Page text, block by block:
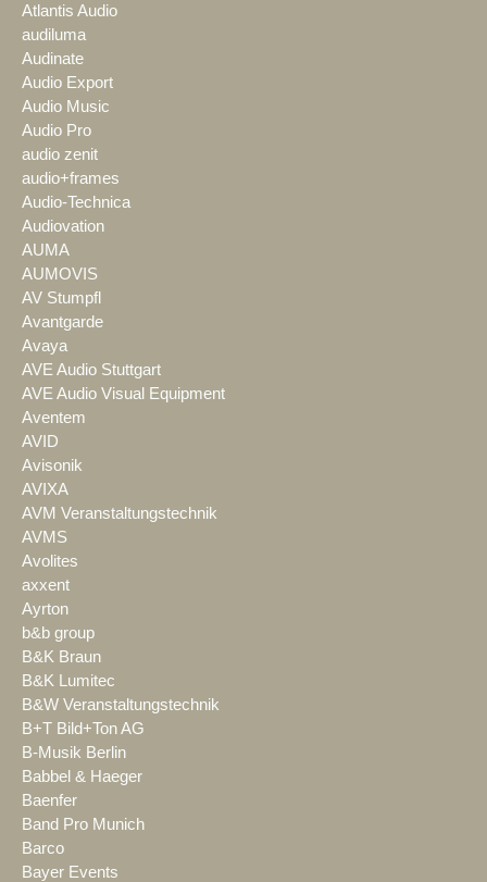
Atlantis Audio
audiluma
Audinate
Audio Export
Audio Music
Audio Pro
audio zenit
audio+frames
Audio-Technica
Audiovation
AUMA
AUMOVIS
AV Stumpfl
Avantgarde
Avaya
AVE Audio Stuttgart
AVE Audio Visual Equipment
Aventem
AVID
Avisonik
AVIXA
AVM Veranstaltungstechnik
AVMS
Avolites
axxent
Ayrton
b&b group
B&K Braun
B&K Lumitec
B&W Veranstaltungstechnik
B+T Bild+Ton AG
B-Musik Berlin
Babbel & Haeger
Baenfer
Band Pro Munich
Barco
Bayer Events